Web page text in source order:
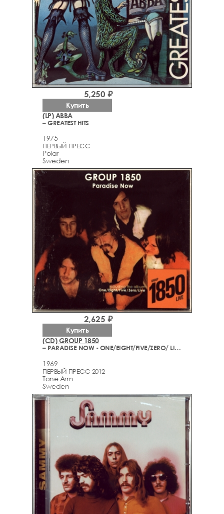
(LP) ABBA
– GREATEST HITS
1975
ПЕРВЫЙ ПРЕСС
Polar
Sweden
5,250 ₽
Купить
(CD) GROUP 1850
– PARADISE NOW - ONE/EIGHT/FIVE/ZERO/ LIVE
1969
ПЕРВЫЙ ПРЕСС 2012
Tone Arm
Sweden
2,625 ₽
Купить